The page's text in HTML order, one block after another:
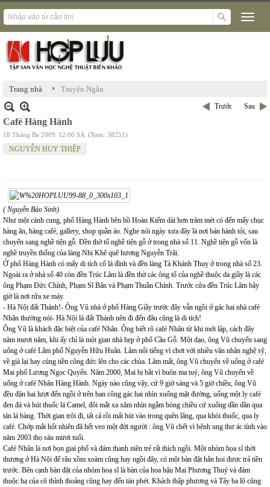
Trang nhà › Truyện Ngắn
Trước Sau
Café Hàng Hành
18 Tháng Ba 2009 12:00 SA (Xem: 38251)
NGUYỄN HUY THIỆP
( Nguyễn Bảo Sinh)
Như một cánh cung, phố Hàng Hành bên hồ Hoàn Kiếm dài hơn trăm mét có đến mấy chục
hàng ăn, hàng café, gallery, shop quần áo. Nghe nói ngày xưa đây là nơi bán hành tỏi, sau
chuyển sang nghề tiện gỗ. Đền thờ tổ nghề tiện gỗ ở trong nhà số 11. Nghề tiện gỗ vốn là
nghề truyền thống của làng Nhị Khê quê hương Nguyễn Trãi.
Ở phố Hàng Hành có mấy di tích cổ là đình và đền làng Tả Khánh Thuỵ ở trong nhà số 23.
Ngoài ra ở nhà số 40 còn đền Trúc Lâm là đền thờ các ông tổ của nghề thuộc da giầy là các
ông Phạm Đức Chính, Phạm Sĩ Bân và Phạm Thuần Chính. Trước cửa đền Trúc Lâm bây
giờ là nơi rửa xe máy.
- Hà Nội đất Thánh!- Ông Vũ nhà ở phố Hàng Giầy trước đây vẫn ngồi ở gác hai nhà café
Nhân thường nói- Hà Nội là đất Thánh nên đi đến đâu cũng là di tích!
Ông Vũ là khách đặc biệt của café Nhân. Ông biết rõ café Nhân từ khi mới lập, cách đây
năm mươi năm, khi ấy chỉ là một gian nhà hẹp ở phố Cầu Gỗ. Một dạo, ông Vũ chuyển sang
uống ở café Lâm phố Nguyễn Hữu Huân. Lâm nổi tiếng vì chơi với nhiều văn nhân nghệ sỹ,
về già lại hay cúng tiền công đức lên cho các chùa. Lâm mất, ông Vũ chuyển về uống ở café
Mai phố Lương Ngọc Quyến. Năm 2000, Mai bị bắt vì buôn ma tuý, ông Vũ chuyển về
uống ở café Nhân Hàng Hành. Ngày nào cũng vậy, cứ 9 giờ sáng và 5 giờ chiều, ông Vũ
đều đặn hai lượt đến ngồi ở trên ban công gác hai nhìn xuống mặt đường, uống một ly café
đen đá và hút thuốc lá Camel, đôi mắt xa xăm nhìn ngắm bóng chiều cứ xuống dần dần qua
tán lá bàng. Thời gian trôi đi, tất cả rồi mất hút vào trong quên lãng, qua khói thuốc, qua ly
café. Chớp mắt hốt nhiên đã hết veo một đời người : ông Vũ chết vì bệnh ung thư ác tính vào
năm 2003 thọ sáu mươi tuổi.
Café Nhân là nơi bọn giai phố và đám thanh niên trẻ rất thích ngồi. Một nhóm họa sĩ thời
thượng ở Hà Nội để râu xồm xoàm cũng hay ngồi đây, có một bàn đặt hẳn hoi được trả tiền
trước. Bên cạnh bàn đặt của nhóm hoạ sĩ là bàn của hoa hậu Mai Phương Thuý và đám
thuộc hạ của cô thỉnh thoảng cũng hay đến tán phét. Khách thập phương và Tây ba lô cũng